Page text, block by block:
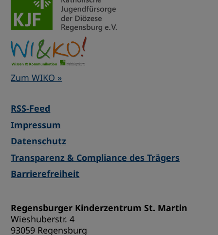
Zum WIKO »
RSS-Feed
Impressum
Datenschutz
Transparenz & Compliance des Trägers
Barrierefreiheit
Regensburger Kinderzentrum St. Martin
Wieshuberstr. 4
93059 Regensburg